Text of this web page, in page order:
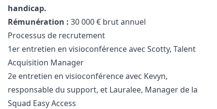
handicap.
Rémunération : 30 000 € brut annuel
Processus de recrutement
1er entretien en visioconférence avec Scotty, Talent
Acquisition Manager
2e entretien en visioconférence avec Kevyn,
responsable du support, et Lauralee, Manager de la
Squad Easy Access